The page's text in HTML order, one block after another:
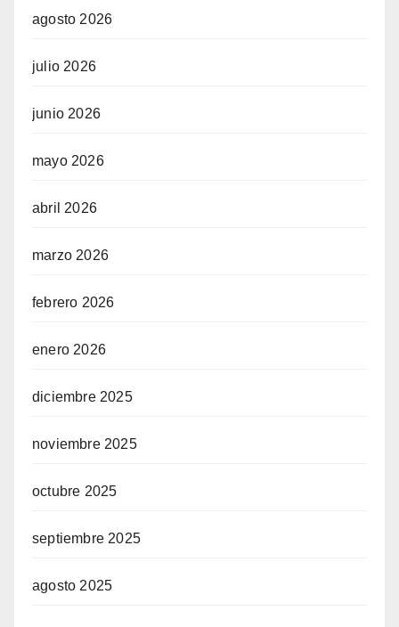
agosto 2026
julio 2026
junio 2026
mayo 2026
abril 2026
marzo 2026
febrero 2026
enero 2026
diciembre 2025
noviembre 2025
octubre 2025
septiembre 2025
agosto 2025